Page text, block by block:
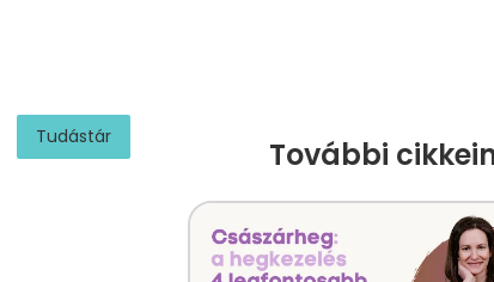
Tudástár További